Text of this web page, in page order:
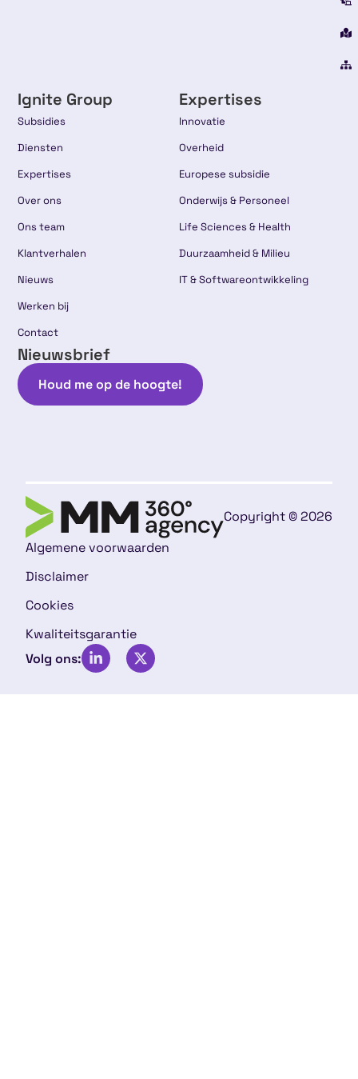
Ignite Group
Subsidies
Diensten
Expertises
Over ons
Ons team
Klantverhalen
Nieuws
Werken bij
Contact
Expertises
Innovatie
Overheid
Europese subsidie
Onderwijs & Personeel
Life Sciences & Health
Duurzaamheid & Milieu
IT & Softwareontwikkeling
Nieuwsbrief
Houd me op de hoogte!
Copyright © 2026
Algemene voorwaarden
Disclaimer
Cookies
Kwaliteitsgarantie
Volg ons: